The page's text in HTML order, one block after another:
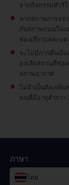
จากกิจกรรมทัวร์
หากสภาพการจร
กับสภาพถนนในแ
ท่องเที่ยวแต่ละแ
จะไม่มีการคืนเงิ
ยกเลิกสถานที่ท่อ
สภาพอากาศ
ไม่จำเป็นต้องเพิ่
คนที่มีอายุต่ำกว่า
ภาษา
ไทย